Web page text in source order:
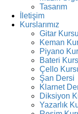
Tasarım
İletişim
Kurslarımız
Gitar Kursu
Keman
Piyano
Bateri
Çello
Şan Dersi
Klarnet
Diksiyon
Yazarlık